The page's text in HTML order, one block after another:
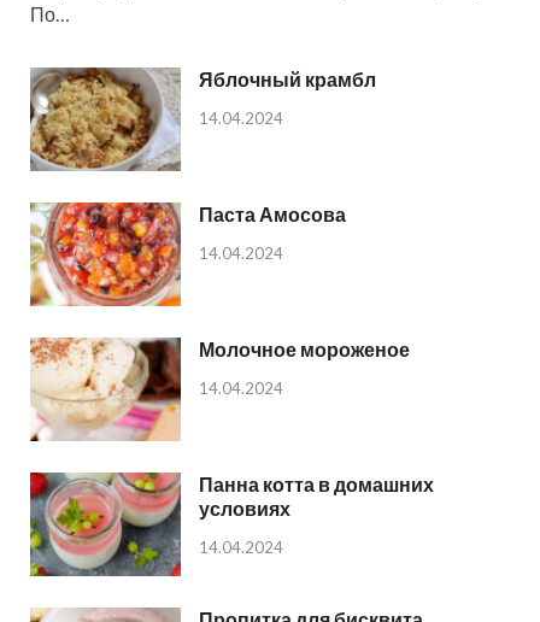
По…
Яблочный крамбл
14.04.2024
Паста Амосова
14.04.2024
Молочное мороженое
14.04.2024
Панна котта в домашних
условиях
14.04.2024